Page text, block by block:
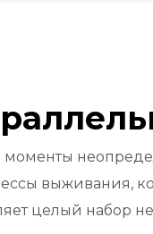
моменты
выживания,
целый набор